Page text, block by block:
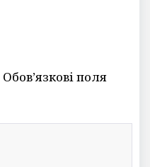
Обов’язкові поля